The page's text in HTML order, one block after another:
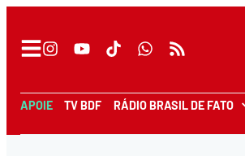
APOIE TV BDF RÁDIO BRASIL DE FATO